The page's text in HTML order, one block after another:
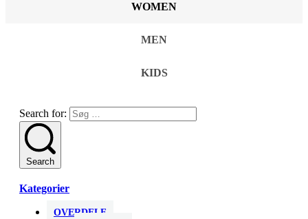
WOMEN
MEN
KIDS
Search for:
Search
Kategorier
OVERDELE